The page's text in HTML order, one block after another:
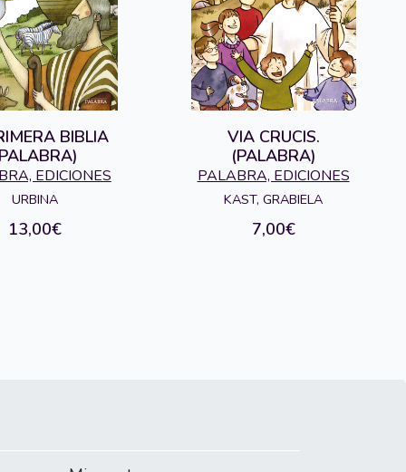
BIBLIA
EDICIONES
URBINA
13,00€
VIA CRUCIS.
(PALABRA)
PALABRA, EDICIONES
KAST, GRABIELA
7,00€